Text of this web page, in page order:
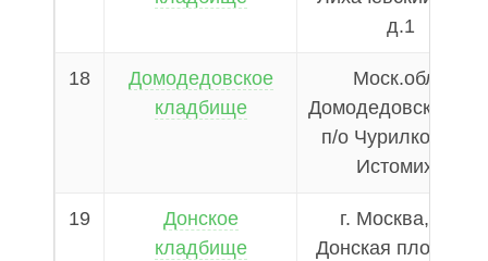
д.1
18
Домодедовское
кладбище
Моск.обл.,
Домодедовский р-
п/о Чурилково, д.
Истомиха
19
Донское
кладбище
г. Москва, ул.
Донская площадь,